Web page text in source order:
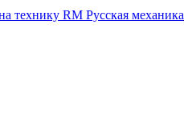
технику RM Русская механика